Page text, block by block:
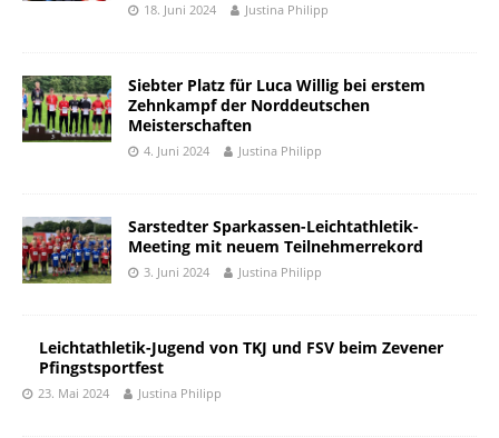
18. Juni 2024 Justina Philipp
Siebter Platz für Luca Willig bei erstem
Zehnkampf der Norddeutschen
Meisterschaften
4. Juni 2024 Justina Philipp
Sarstedter Sparkassen-Leichtathletik-
Meeting mit neuem Teilnehmerrekord
3. Juni 2024 Justina Philipp
Leichtathletik-Jugend von TKJ und FSV beim Zevener
Pfingstsportfest
23. Mai 2024 Justina Philipp